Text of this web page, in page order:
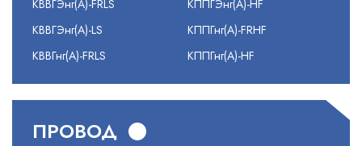
КВВГЭнг(А)-FRLS
КВВГЭнг(А)-LS
КВВГнг(А)-FRLS
КППГЭнг(А)-HF
КППГнг(А)-FRHF
КППГнг(А)-HF
ПРОВОД